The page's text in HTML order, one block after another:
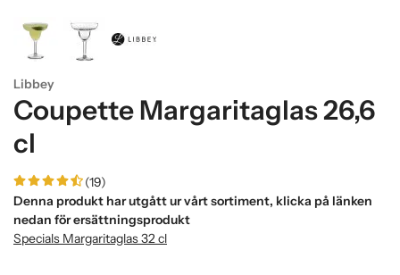
Libbey
Coupette Margaritaglas 26,6
cl
(19)
Denna produkt har utgått ur vårt sortiment, klicka på länken
nedan för ersättningsprodukt
Specials Margaritaglas 32 cl